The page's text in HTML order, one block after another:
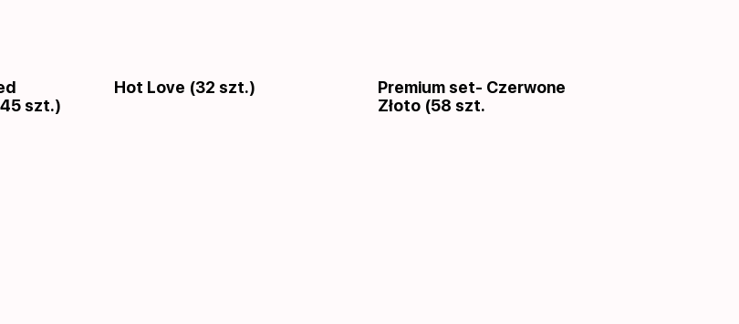
szt.)
Hot Love (32 szt.)
Premium set- Czerwone
Złoto (58 szt.